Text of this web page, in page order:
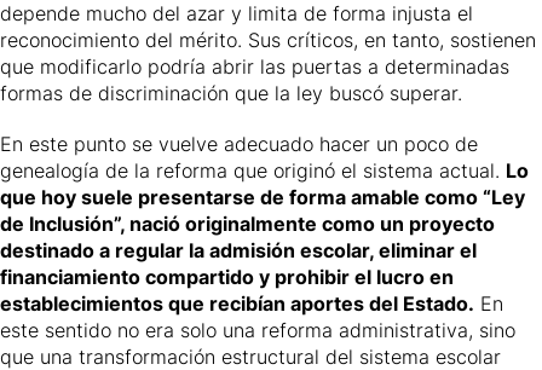
depende mucho del azar y limita de forma injusta el
reconocimiento del mérito. Sus críticos, en tanto, sostienen
que modificarlo podría abrir las puertas a determinadas
formas de discriminación que la ley buscó superar.
En este punto se vuelve adecuado hacer un poco de
genealogía de la reforma que originó el sistema actual. Lo
que hoy suele presentarse de forma amable como “Ley
de Inclusión”, nació originalmente como un proyecto
destinado a regular la admisión escolar, eliminar el
financiamiento compartido y prohibir el lucro en
establecimientos que recibían aportes del Estado. En
este sentido no era solo una reforma administrativa, sino
que una transformación estructural del sistema escolar